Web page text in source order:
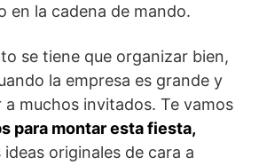
en la cadena de mando.
se tiene que organizar bien,
la empresa es grande y
muchos invitados. Te vamos
para montar esta fiesta,
originales de cara a